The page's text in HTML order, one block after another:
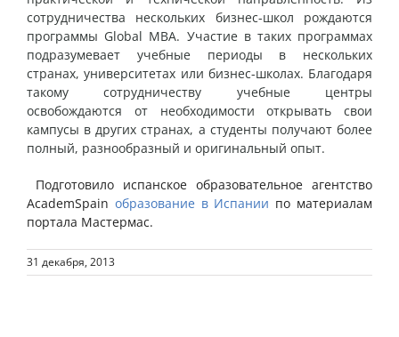
сотрудничества нескольких бизнес-школ рождаются
программы Global MBA. Участие в таких программах
подразумевает учебные периоды в нескольких
странах, университетах или бизнес-школах. Благодаря
такому сотрудничеству учебные центры
освобождаются от необходимости открывать свои
кампусы в других странах, а студенты получают более
полный, разнообразный и оригинальный опыт.
Подготовило испанское образовательное агентство
AcademSpain образование в Испании по материалам
портала Мастермас.
31 декабря, 2013